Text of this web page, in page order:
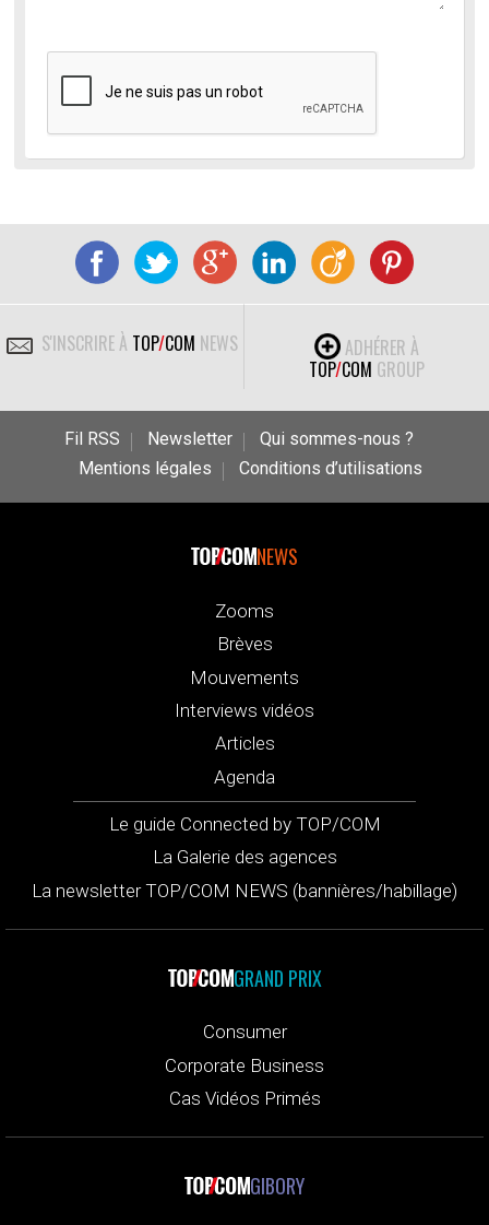
S'INSCRIRE À TOP/COM NEWS
ADHÉRER À
TOP/COM GROUP
Fil RSS Newsletter
Qui sommes-nous ?
Mentions légales
Conditions d’utilisations
NEWS
Zooms
Brèves
Mouvements
Interviews vidéos
Articles
Agenda
Le guide Connected by TOP/COM
La Galerie des agences
La newsletter TOP/COM NEWS (bannières/habillage)
GRAND PRIX
Consumer
Corporate Business
Cas Vidéos Primés
GIBORY